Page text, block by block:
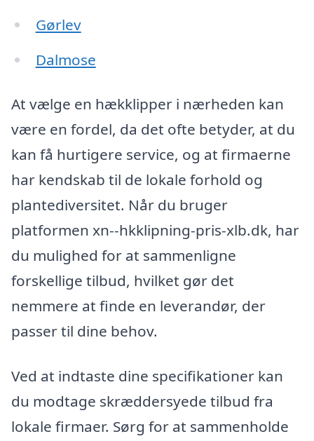
Gørlev
Dalmose
At vælge en hækklipper i nærheden kan
være en fordel, da det ofte betyder, at du
kan få hurtigere service, og at firmaerne
har kendskab til de lokale forhold og
plantediversitet. Når du bruger
platformen xn--hkklipning-pris-xlb.dk, har
du mulighed for at sammenligne
forskellige tilbud, hvilket gør det
nemmere at finde en leverandør, der
passer til dine behov.
Ved at indtaste dine specifikationer kan
du modtage skræddersyede tilbud fra
lokale firmaer. Sørg for at sammenholde